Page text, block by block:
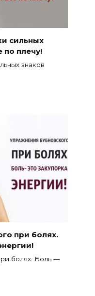
сильных
по плечу!
знаков
при болях.
болях. Боль —